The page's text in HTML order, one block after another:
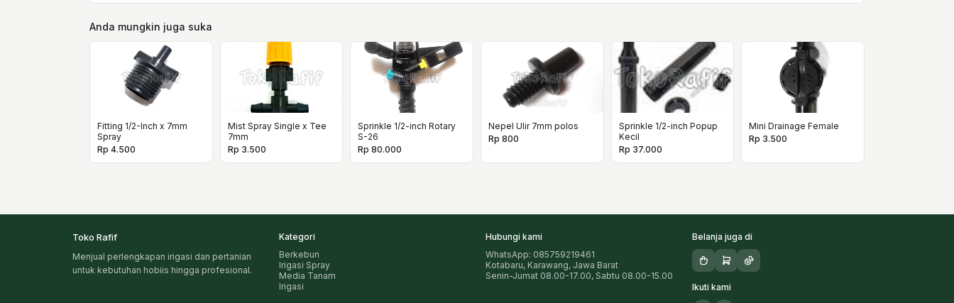
Anda mungkin juga suka
Fitting 1/2-Inch x 7mm
Spray
Rp 4.500
Mist Spray Single x Tee
7mm
Rp 3.500
Sprinkle 1/2-inch Rotary
S-26
Rp 80.000
Nepel Ulir 7mm polos
Rp 800
Sprinkle 1/2-inch Popup
Kecil
Rp 37.000
Mini Drainage Female
Rp 3.500
Toko Rafif
Menjual perlengkapan irigasi dan pertanian
untuk kebutuhan hobiis hingga profesional.
Kategori
Berkebun
Irigasi Spray
Media Tanam
Irigasi
Hubungi kami
WhatsApp: 085759219461
Kotabaru, Karawang, Jawa Barat
Senin-Jumat 08.00-17.00, Sabtu 08.00-15.00
Belanja juga di
Ikuti kami